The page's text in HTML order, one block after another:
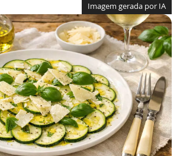
Imagem gerada por IA